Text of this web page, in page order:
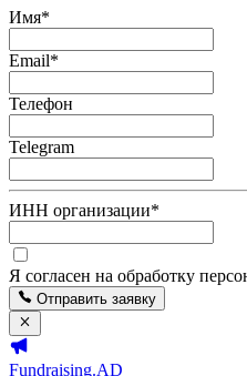
Имя*
Email*
Телефон
Telegram
ИНН организации*
Я согласен на обработку
Отправить заявку
Fundraising.AD